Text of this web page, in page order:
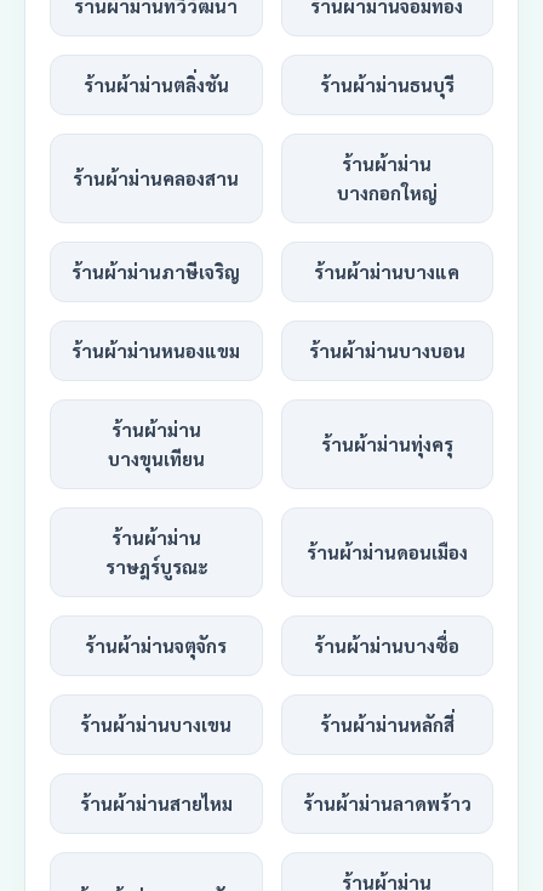
ร้านผ้าม่านทวีวัฒนา ร้านผ้าม่านจอมทอง
ร้านผ้าม่านตลิ่งชัน ร้านผ้าม่านธนบุรี
ร้านผ้าม่านคลองสาน
ร้านผ้าม่าน
บางกอกใหญ่
ร้านผ้าม่านภาษีเจริญ ร้านผ้าม่านบางแค
ร้านผ้าม่านหนองแขม ร้านผ้าม่านบางบอน
ร้านผ้าม่าน
บางขุนเทียน
ร้านผ้าม่านทุ่งครุ
ร้านผ้าม่าน
ราษฎร์บูรณะ
ร้านผ้าม่านดอนเมือง
ร้านผ้าม่านจตุจักร ร้านผ้าม่านบางซื่อ
ร้านผ้าม่านบางเขน ร้านผ้าม่านหลักสี่
ร้านผ้าม่านสายไหม ร้านผ้าม่านลาดพร้าว
ร้านผ้าม่าน